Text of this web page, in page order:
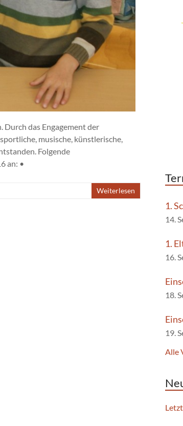
das Engagement der
musische, künstlerische,
Folgende
an: •
Weiterlesen
1.
14.
1.
16.
18.
19.
Alle